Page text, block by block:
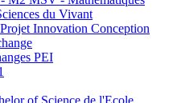
du Vivant
Innovation Conception
PEI
of Science de l'Ecole